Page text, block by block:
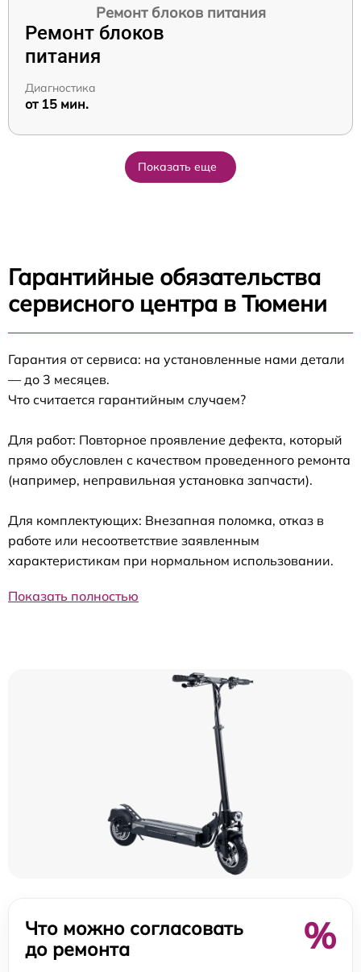
Ремонт блоков питания
Ремонт блоков
питания
Диагностика
от 15 мин.
Показать еще
Гарантийные обязательства
сервисного центра в Тюмени
Гарантия от сервиса: на установленные нами детали
— до 3 месяцев.
Что считается гарантийным случаем?
Для работ: Повторное проявление дефекта, который
прямо обусловлен с качеством проведенного ремонта
(например, неправильная установка запчасти).
Для комплектующих: Внезапная поломка, отказ в
работе или несоответствие заявленным
характеристикам при нормальном использовании.
Показать полностью
Что можно согласовать
до ремонта
%